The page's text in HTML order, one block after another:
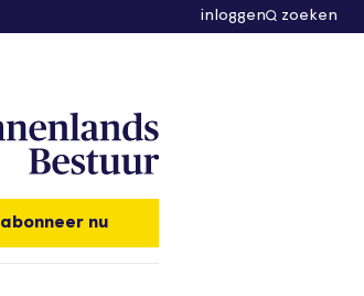
inloggen zoeken
abonneer nu